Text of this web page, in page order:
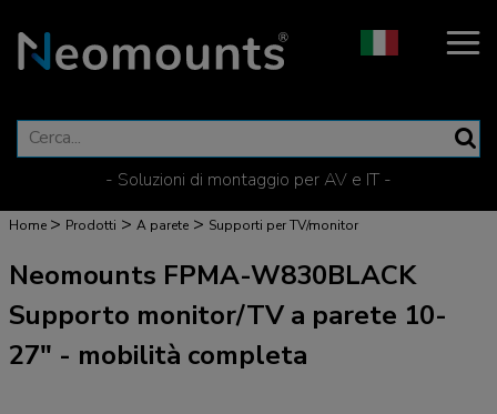
- Soluzioni di montaggio per AV e IT -
Home > Prodotti > A parete > Supporti per TV/monitor
Neomounts FPMA-W830BLACK
Supporto monitor/TV a parete 10-
27" - mobilità completa